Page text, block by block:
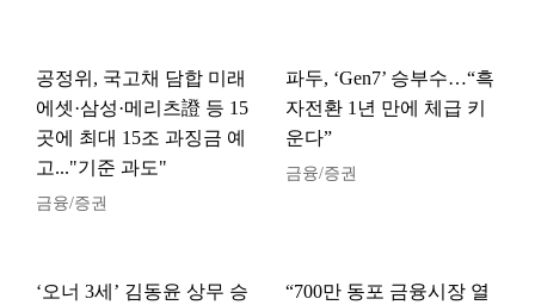
공정위, 국고채 담합 미래
에셋·삼성·메리츠證 등 15
곳에 최대 15조 과징금 예
고..."기준 과도"
금융/증권
파두, ‘Gen7’ 승부수…“흑
자전환 1년 만에 체급 키
운다”
금융/증권
‘오너 3세’ 김동윤 상무 승
“700만 동포 금융시장 열